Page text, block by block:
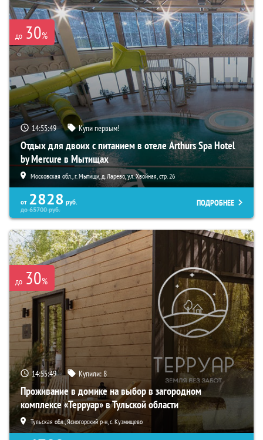
до 30%
14:55:48 Купи первым!
Отдых для двоих с питанием в отеле Arthurs Spa Hotel
by Mercure в Мытищах
Московская обл., г. Мытищи, д. Ларево, ул. Хвойная, стр. 26
от 2828 руб.
до65700руб.
ПОДРОБНЕЕ
до 30%
14:55:48 Купили:8
Проживание в домике на выбор в загородном
комплексе «Терруар» в Тульской области
Тульская обл., Ясногорский р-н, с. Кузмищево